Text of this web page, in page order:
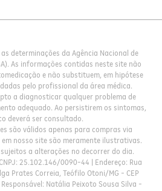
determinações da Agência Nacional de
As informações contidas neste site não
e não substituem, em hipótese
pelo profissional da área médica.
a diagnosticar qualquer problema de
adequado. Ao persistirem os sintomas,
deverá ser consultado.
são válidos apenas para compras via
nosso site são meramente ilustrativas.
a alterações no decorrer do dia.
25.102.146/0090-44 | Endereço: Rua
Prates Correia, Teófilo Otoni/MG - CEP
Natália Peixoto Sousa Silva -